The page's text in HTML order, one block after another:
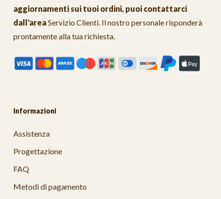
aggiornamenti sui tuoi ordini, puoi contattarci
dall'areaServizio Clienti. Il nostro personale risponderà
prontamente alla tua richiesta.
Informazioni
Assistenza
Progettazione
FAQ
Metodi di pagamento